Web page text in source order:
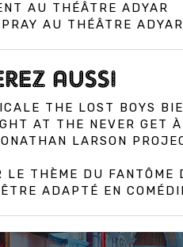
AU THÉÂTRE ADYAR
AU THÉÂTRE
AUSSI
THE LOST BOYS
AT THE NEVER GET
LARSON
THÈME DU FANTÔME
ADAPTÉ EN